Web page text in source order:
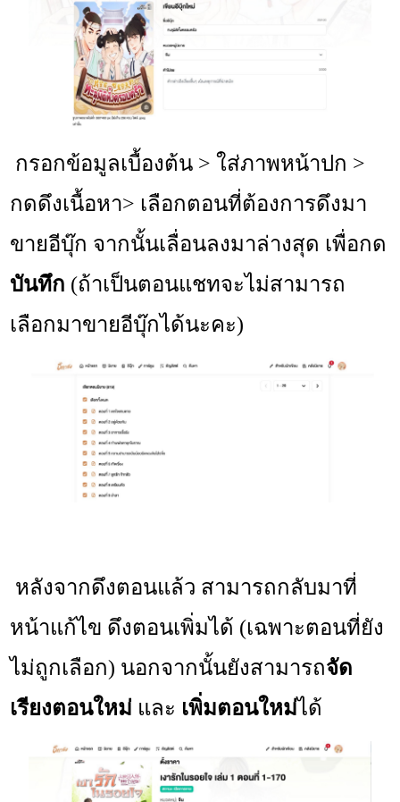
กรอกข้อมูลเบื้องต้น > ใส่ภาพหน้าปก >
กดดึงเนื้อหา> เลือกตอนที่ต้องการดึงมา
ขายอีบุ๊ก จากนั้นเลื่อนลงมาล่างสุด เพื่อกด
บันทึก (ถ้าเป็นตอนแชทจะไม่สามารถ
เลือกมาขายอีบุ๊กได้นะคะ)
หลังจากดึงตอนแล้ว สามารถกลับมาที่
หน้าแก้ไข ดึงตอนเพิ่มได้ (เฉพาะตอนที่ยัง
ไม่ถูกเลือก) นอกจากนั้นยังสามารถจัด
เรียงตอนใหม่ และ เพิ่มตอนใหม่ได้